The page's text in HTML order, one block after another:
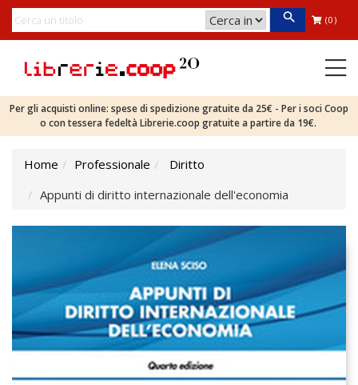
(0)
Per gli acquisti online: spese di spedizione gratuite da 25€ - Per i soci Coop
o con tessera fedeltà Librerie.coop gratuite a partire da 19€.
Home Professionale
Diritto
Appunti di diritto internazionale dell'economia